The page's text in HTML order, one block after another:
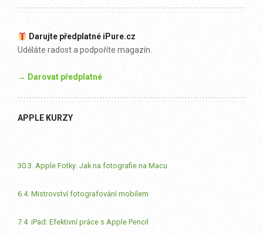
Darujte předplatné iPure.cz
Uděláte radost a podpoříte magazín.
→ Darovat předplatné
APPLE KURZY
30.3. Apple Fotky: Jak na fotografie na Macu
6.4. Mistrovství fotografování mobilem
7.4. iPad: Efektivní práce s Apple Pencil